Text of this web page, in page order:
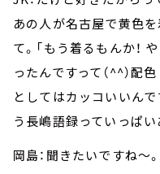
あの人が名古屋で黄色
て。「もう着るもんか！
ったんですって（^^）配
としてはカッコいいんで
う長嶋語録っていっぱい
岡島：聞きたいですね～。